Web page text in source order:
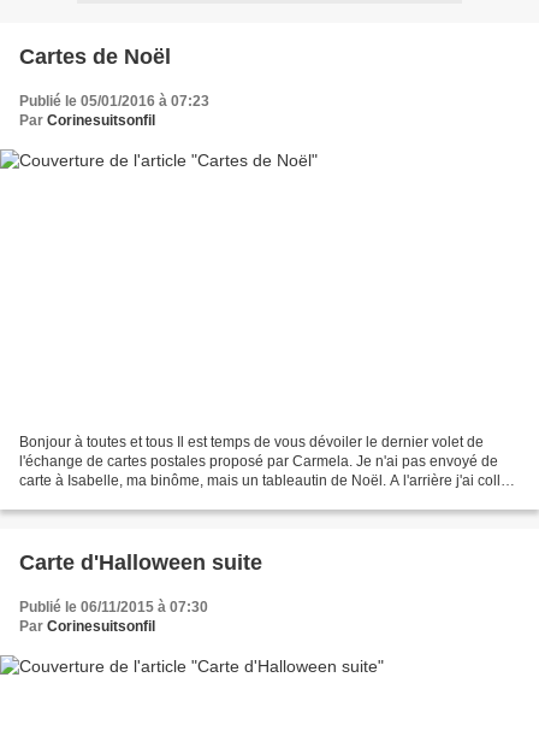
Cartes de Noël
Publié le 05/01/2016 à 07:23
Par Corinesuitsonfil
Bonjour à toutes et tous Il est temps de vous dévoiler le dernier volet de
l'échange de cartes postales proposé par Carmela. Je n'ai pas envoyé de
carte à Isabelle, ma binôme, mais un tableautin de Noël. A l'arrière j'ai collé
Carte d'Halloween suite
Publié le 06/11/2015 à 07:30
Par Corinesuitsonfil